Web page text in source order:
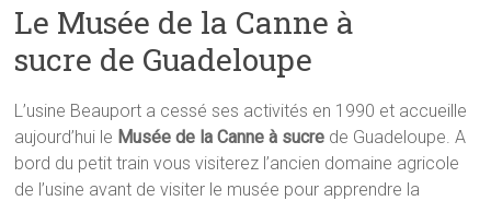
Le Musée de la Canne à
sucre de Guadeloupe
L’usine Beauport a cessé ses activités en 1990 et accueille
aujourd’hui le Musée de la Canne à sucre de Guadeloupe. A
bord du petit train vous visiterez l’ancien domaine agricole
de l’usine avant de visiter le musée pour apprendre la